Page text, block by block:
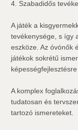
4. Szabadidős
A játék a
tevékenysége, s így
eszköze. Az óvónők
játékok sokrétű
A komplex
tudatosan és
tartozó ismereteket.